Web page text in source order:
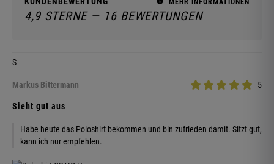
MEHR INFORMATIONEN
4,9 STERNE — 16 BEWERTUNGEN
S
Markus Bittermann 5
Sieht gut aus
Habe heute das Poloshirt bekommen und bin zufrieden damit. Sitzt gut,
kann ich nur empfehlen.